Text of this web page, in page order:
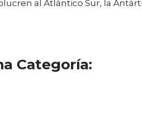
al Atlántico Sur, la
Categoría: